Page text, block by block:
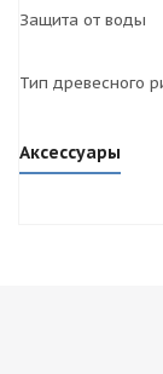
Защита от воды
Тип древесного
Аксессуары